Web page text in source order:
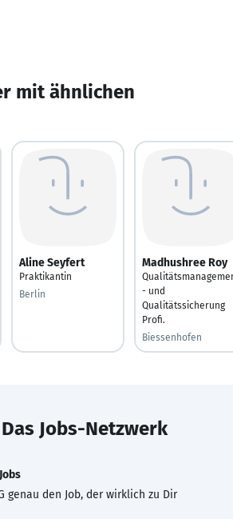
mit ähnlichen
Aline Seyfert
Praktikantin
Berlin
Madhushree Roy
- und
Qualitätssicherung
Profi.
Biessenhofen
Das Jobs-Netzwerk
genau den Job, der wirklich zu Dir